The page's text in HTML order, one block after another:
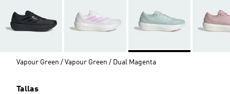
Vapour Green / Vapour Green / Dual Magenta
Tallas